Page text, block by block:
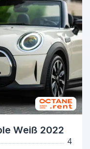
Weiß 2022
4